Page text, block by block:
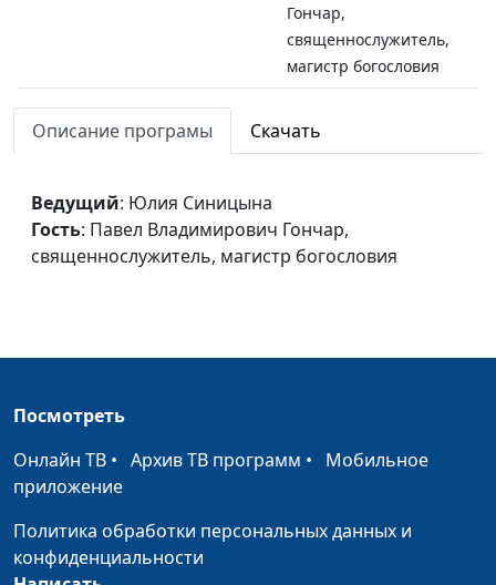
Гончар,
священнослужитель,
магистр богословия
Как узнать истину?
Виталий Киссер,
У кого находится истина?
Виталий Киссер,
священнослужитель
священнослужитель
Важность произнесенных
священнослужитель
Вмешиваться ли в чужие
дела?
Виталий Киссер,
Описание програмы Скачать
Ведущий: Юлия Синицына
Гость: Павел Владимирович Гончар,
священнослужитель, магистр богословия
Посмотреть
Онлайн ТВ • Архив ТВ программ • Мобильное
приложение
Политика обработки персональных данных и
конфиденциальности